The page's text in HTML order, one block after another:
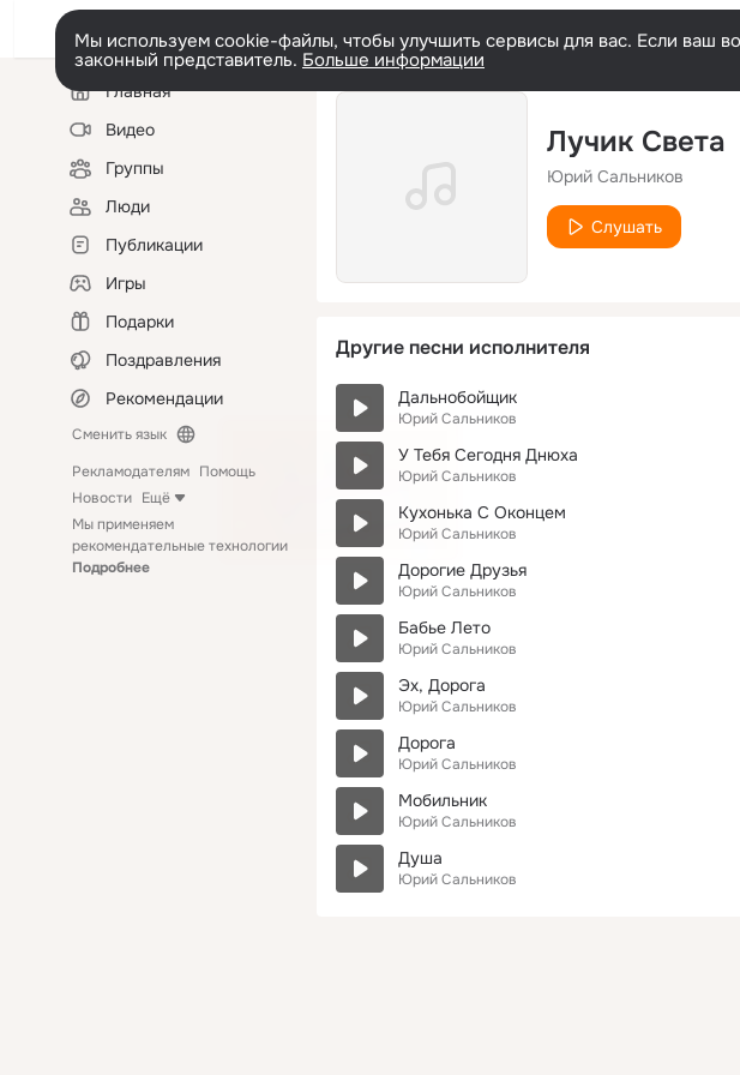
Мы используем cookie-файлы, чтобы улучшить сервисы для вас. Если ваш
законный представитель. Больше информации
Левая
колонкаГлавная
Видео
Группы
Люди
Публикации
Игры
Подарки
Поздравления
Рекомендации
Сменить язык
Рекламодателям Помощь
Новости Ещё
Мы применяем
рекомендательные технологии
Подробнее
Лучик Света
Юрий Сальников
Слушать
Другие песни исполнителя
Дальнобойщик
Юрий Сальников
У Тебя Сегодня Днюха
Юрий Сальников
Кухонька С Оконцем
Юрий Сальников
Дорогие Друзья
Юрий Сальников
Бабье Лето
Юрий Сальников
Эх, Дорога
Юрий Сальников
Дорога
Юрий Сальников
Мобильник
Юрий Сальников
Душа
Юрий Сальников